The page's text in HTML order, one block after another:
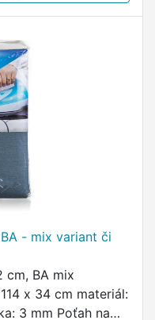
- mix variant či
cm, BA mix
x 34 cm materiál:
3 mm Poťah na